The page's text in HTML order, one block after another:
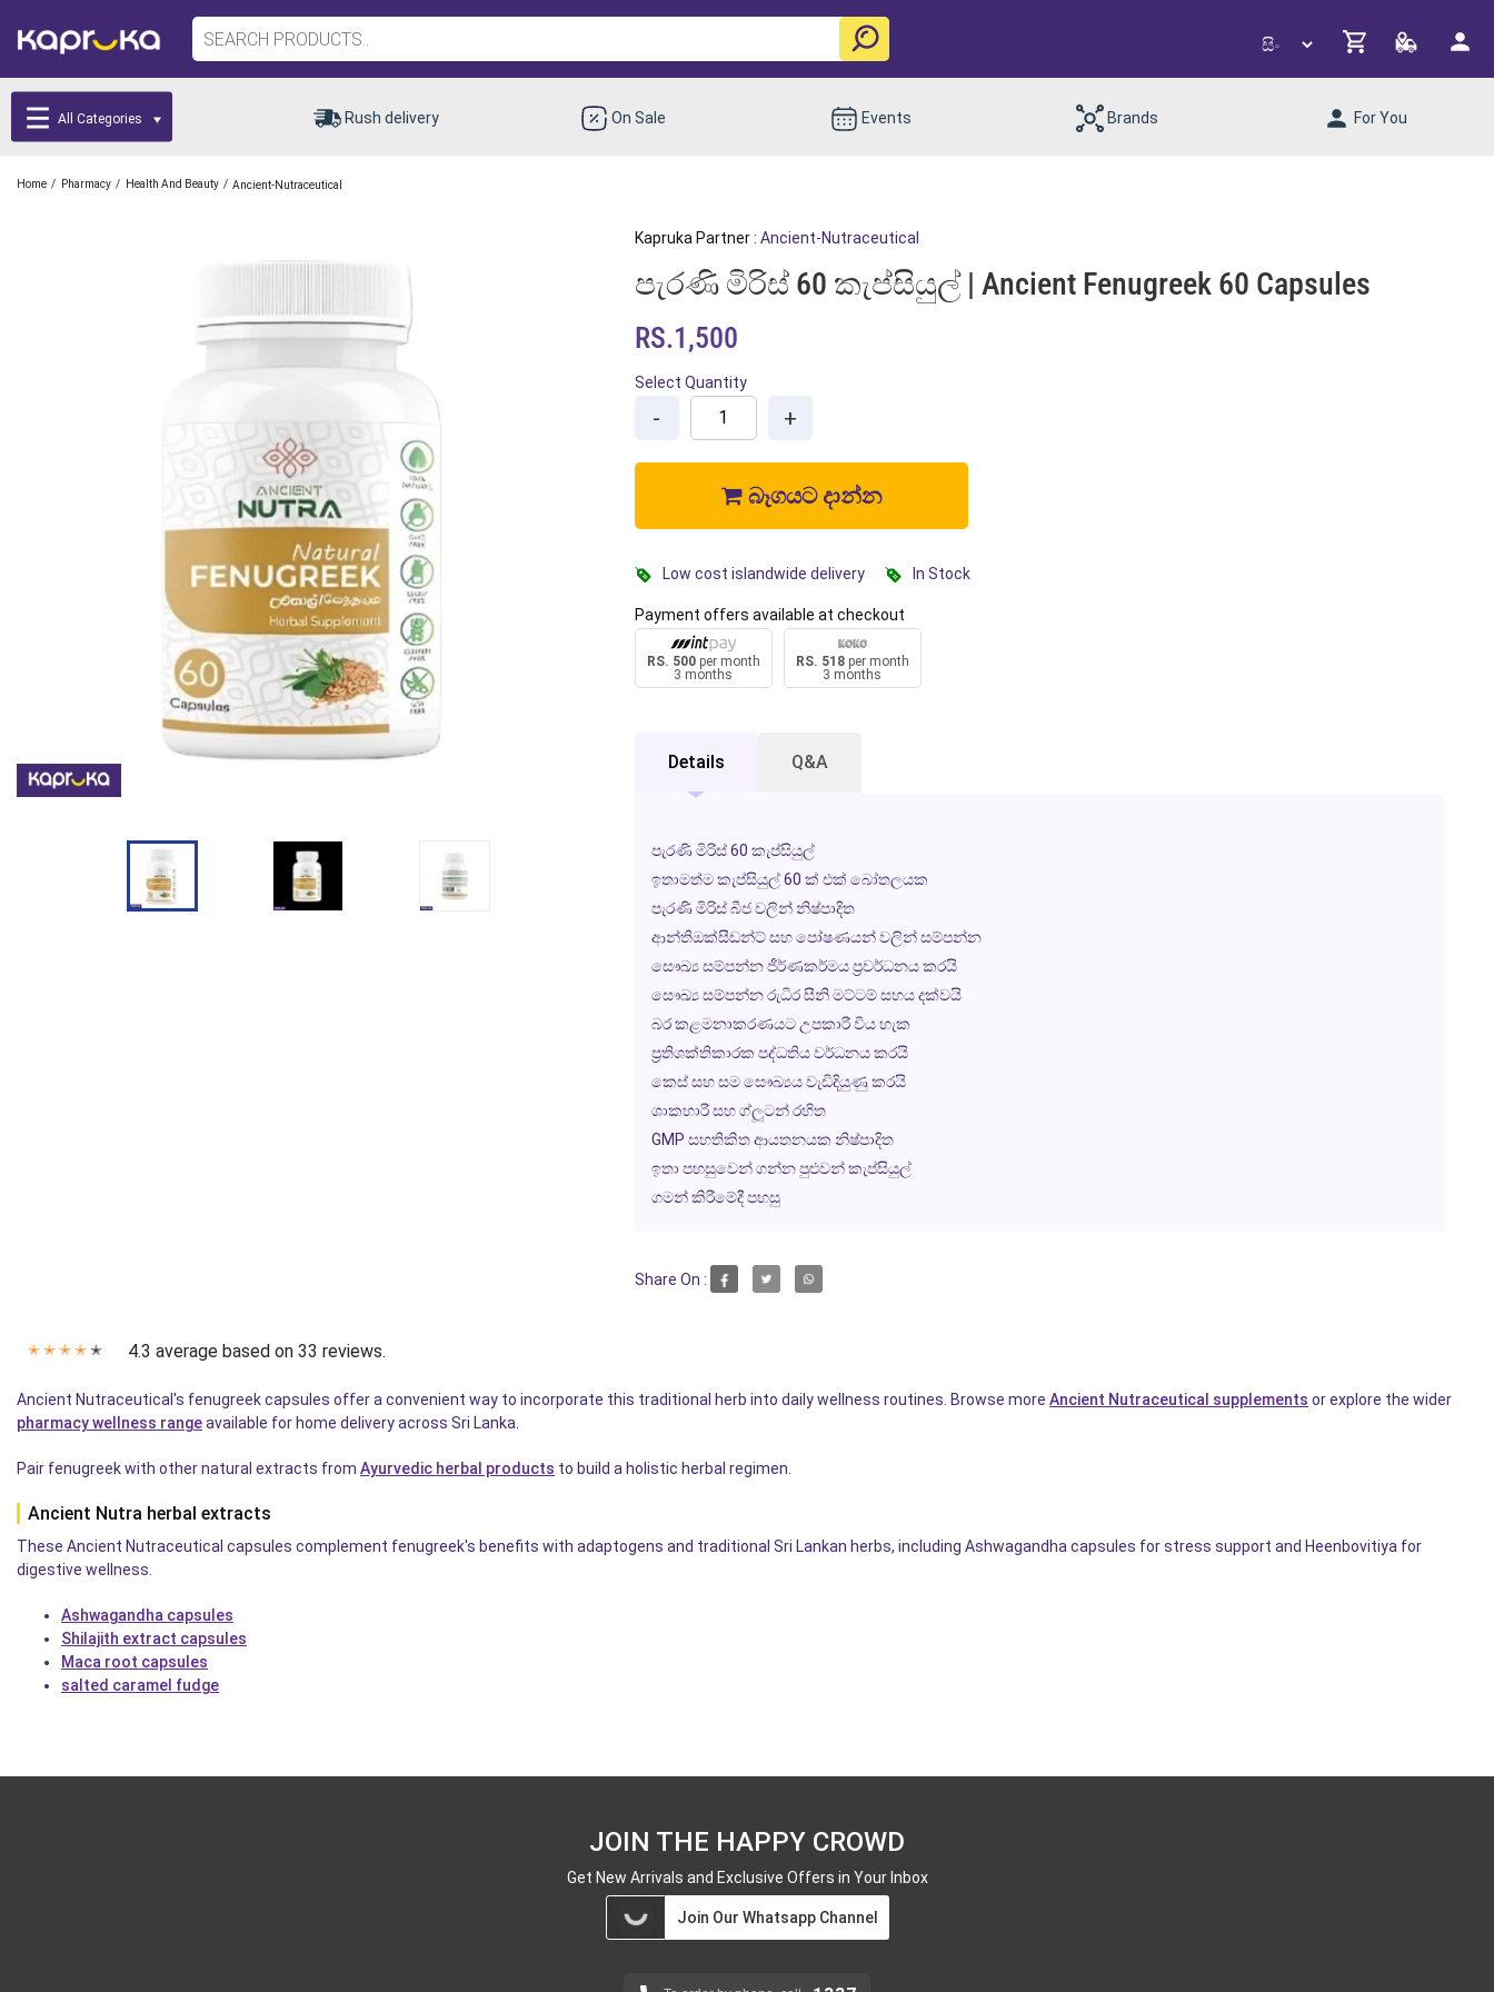
All Categories Rush delivery On Sale Events Brands For You
Home / Pharmacy / Health And Beauty / Ancient-Nutraceutical
Kapruka Partner : Ancient-Nutraceutical
පැරණි මිරිස් 60 කැප්සියුල් | Ancient Fenugreek 60 Capsules
RS.1,500
Select Quantity
- +
බෑගයට දාන්න
Low cost islandwide delivery In Stock
Payment offers available at checkout
RS. 500per month
3 months
RS. 518per month
3 months
Details Q&A
පැරණි මිරිස් 60 කැප්සියුල්
ඉතාමත්ම කැප්සියුල් 60 ක් එක් බෝතලයක
පැරණි මිරිස් බීජ වලින් නිෂ්පාදිත
ආන්තිඔක්සීඩන්ට් සහ පෝෂණයන් වලින් සම්පන්න
සෞඛ්‍ය සම්පන්න ජීර්ණකර්මය ප්‍රවර්ධනය කරයි
සෞඛ්‍ය සම්පන්න රුධිර සීනි මට්ටම් සහය දක්වයි
බර කළමනාකරණයට උපකාරී විය හැක
ප්‍රතිශක්තිකාරක පද්ධතිය වර්ධනය කරයි
කෙස් සහ සම සෞඛ්‍යය වැඩිදියුණු කරයි
ශාකහාරී සහ ග්ලූටන් රහිත
GMP සහතිකිත ආයතනයක නිෂ්පාදිත
ඉතා පහසුවෙන් ගන්න පුළුවන් කැප්සියුල්
ගමන් කිරීමේදී පහසු
Share On :
✭ ✭ ✭ ✭ ✭ 4.3 average based on 33 reviews.
Ancient Nutraceutical's fenugreek capsules offer a convenient way to incorporate this traditional herb into daily wellness routines. Browse more Ancient Nutraceutical supplements or explore the wider
pharmacy wellness rangeavailable for home delivery across Sri Lanka.
Pair fenugreek with other natural extracts from Ayurvedic herbal products to build a holistic herbal regimen.
Ancient Nutra herbal extracts
These Ancient Nutraceutical capsules complement fenugreek's benefits with adaptogens and traditional Sri Lankan herbs, including Ashwagandha capsules for stress support and Heenbovitiya for
digestive wellness.
Ashwagandha capsules
Shilajith extract capsules
Maca root capsules
salted caramel fudge
JOIN THE HAPPY CROWD
Get New Arrivals and Exclusive Offers in Your Inbox
Join Our Whatsapp Channel